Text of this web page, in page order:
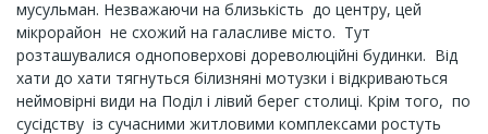
мусульман. Незважаючи на близькість до центру, цей
мікрорайон не схожий на галасливе місто. Тут
розташувалися одноповерхові дореволюційні будинки. Від
хати до хати тягнуться білизняні мотузки і відкриваються
неймовірні види на Поділ і лівий берег столиці. Крім того, по
сусідству із сучасними житловими комплексами ростуть